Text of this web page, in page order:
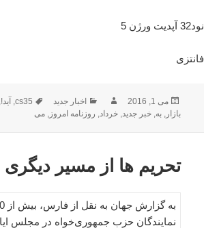
نود32 آپدیت ورژن 5
فانتزی
ارسال
شده
می 1, 2016 نویسندهدسته‌ها
اخبار جدید برچسب‌ها
cs35
, آید!,
بازار,به,خبر جدید,خرداد, روزنامه امروز,می
تحریم ها از مسیر
نمایندگان حزب جمهوری‌خواه در مجلس